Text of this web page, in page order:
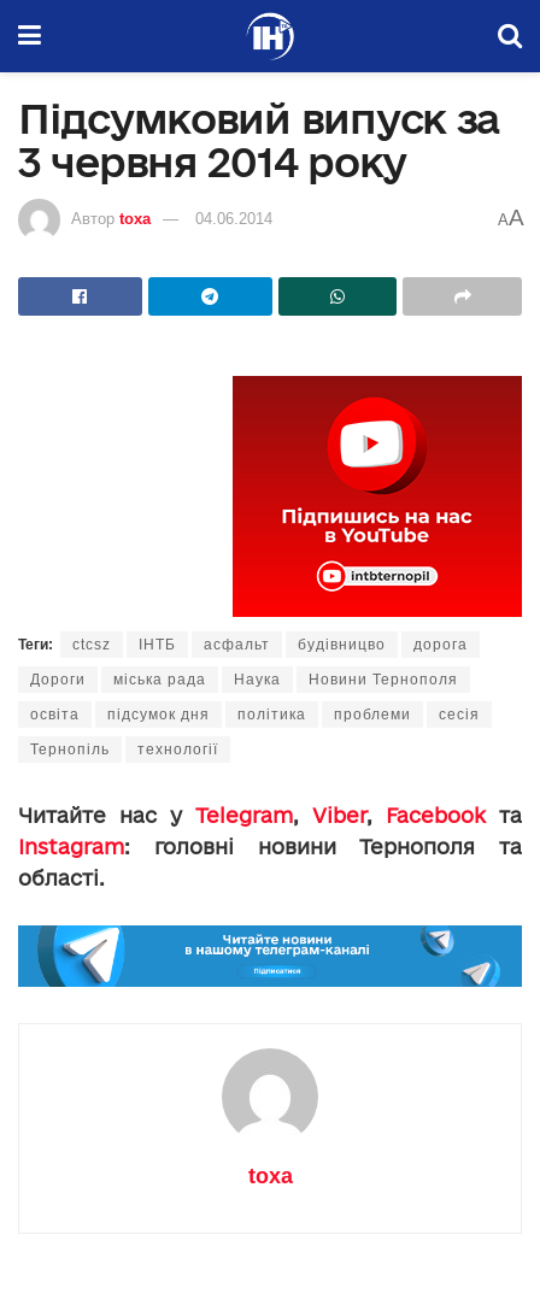
Підсумковий випуск за
3 червня 2014 року
Автор toxa 04.06.2014 AA
Теги: ctcsz ІНТБ асфальт будівницво дорога
Дороги міська рада Наука Новини Тернополя
освіта підсумок дня політика проблеми сесія
Тернопіль технології
Читайте нас у Telegram, Viber, Facebookта
Instagram: головні новини Тернополя та
області.
toxa